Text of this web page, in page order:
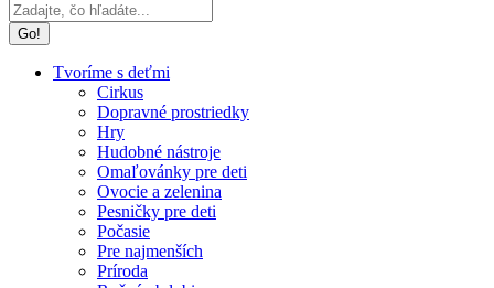
Tvoríme s deťmi
Cirkus
Dopravné prostriedky
Hry
Hudobné nástroje
Omaľovánky pre deti
Ovocie a zelenina
Pesničky pre deti
Počasie
Pre najmenších
Príroda